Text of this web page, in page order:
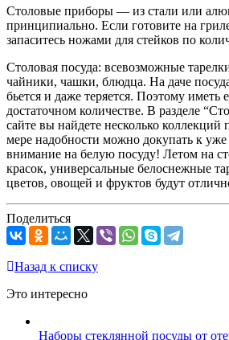
Столовые приборы — из стали или
принципиально. Если готовите на
запаситесь ножами для стейков по
Столовая посуда: всевозможные
чайники, чашки, блюдца. На даче
бьется и даже теряется. Поэтому иметь
достаточном количестве. В разделе
сайте вы найдете несколько
мере надобности можно докупать к
внимание на белую посуду! Летом на
красок, универсальные белоснежные
цветов, овощей и фруктов будут
Поделиться
Назад к списку
Это интересно
Наборы стеклянной посуды от